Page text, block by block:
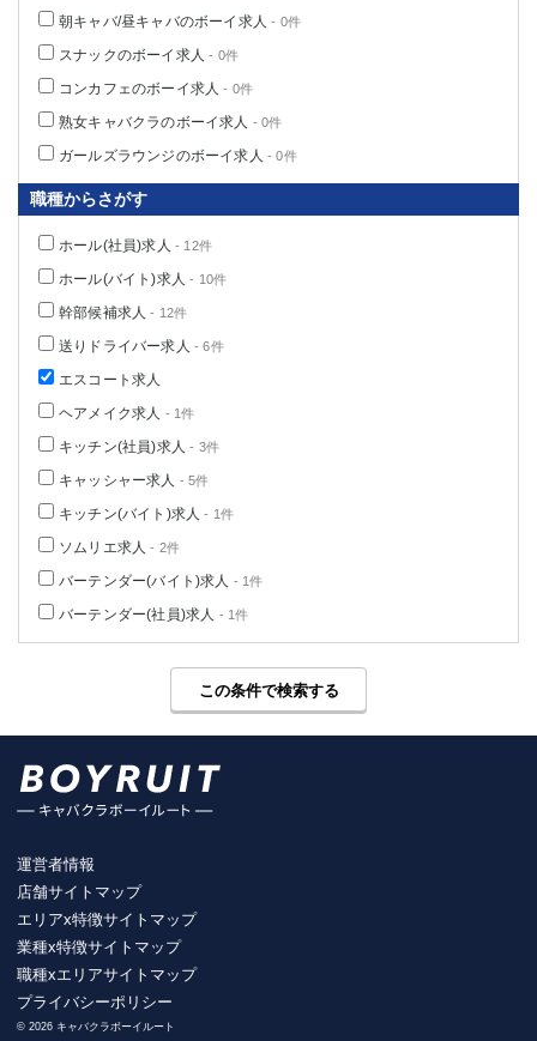
朝キャバ/昼キャバのボーイ求人 - 0件
スナックのボーイ求人 - 0件
コンカフェのボーイ求人 - 0件
熟女キャバクラのボーイ求人 - 0件
ガールズラウンジのボーイ求人 - 0件
職種からさがす
ホール(社員)求人 - 12件
ホール(バイト)求人 - 10件
幹部候補求人 - 12件
送りドライバー求人 - 6件
エスコート求人
ヘアメイク求人 - 1件
キッチン(社員)求人 - 3件
キャッシャー求人 - 5件
キッチン(バイト)求人 - 1件
ソムリエ求人 - 2件
バーテンダー(バイト)求人 - 1件
バーテンダー(社員)求人 - 1件
この条件で検索する
該当求人 0件
運営者情報
店舗サイトマップ
エリアx特徴サイトマップ
業種x特徴サイトマップ
職種xエリアサイトマップ
プライバシーポリシー
© 2026 キャバクラボーイルート